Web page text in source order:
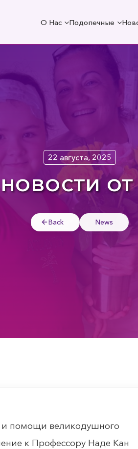
О Нас Подопечные
22 августа, 2025
Back News
помощи великодушного
к Профессору Наде Кан